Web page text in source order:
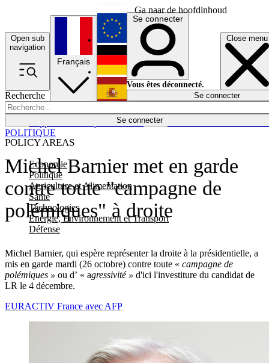
Ga naar de hoofdinhoud
Open sub
navigation
Close menu
Recherche
Se connecter
POLICY AREAS
Economie
Politique
Agriculture et Alimentation
Santé
Technologies
Energie, Environnement et Transport
Défense
Économie
Français
English
Deutsch
Español
Se connecter
Vous êtes déconnecté.
Se connecter
Michel Barnier met en garde
contre toute "campagne de
polémiques" à droite
Michel Barnier, qui espère représenter la droite à la présidentielle, a
mis en garde mardi (26 octobre) contre toute « campagne de
polémiques » ou d’ « agressivité » d'ici l'investiture du candidat de
LR le 4 décembre.
POLITIQUE
EURACTIV France avec AFP